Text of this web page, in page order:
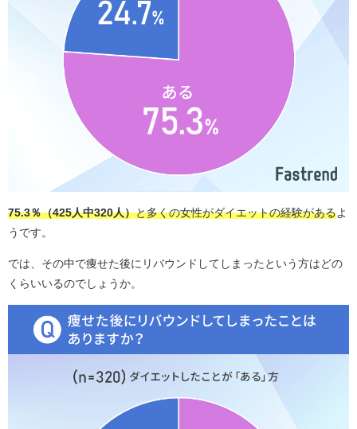
75.3％（425人中320人）と多くの女性がダイエットの経験があるよ
うです。
では、その中で痩せた後にリバウンドしてしまったという方はどの
くらいいるのでしょうか。